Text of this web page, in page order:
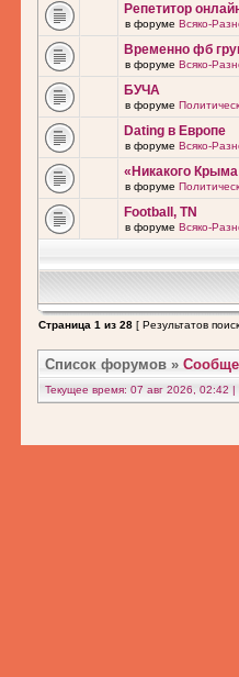
Репетитор
в форуме Всяко-
Временно фб
в форуме Всяко-
БУЧА
в форуме
Dating в Европе
в форуме Всяко-
«Никакого
в форуме
Football, TN
в форуме Всяко-
Страница 1 из 28 [ Результатов
Список форумов »
Текущее время: 07 авг 2026, 02:42 |